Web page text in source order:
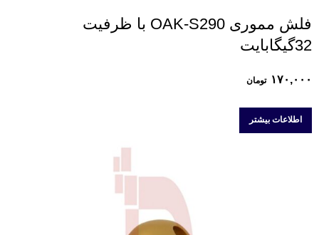
فلش مموری OAK-S290 با ظرفیت
32گیگابایت
۱۷۰,۰۰۰ تومان
اطلاعات بیشتر